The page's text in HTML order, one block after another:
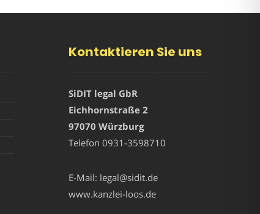
Kontaktieren Sie uns
SiDIT legal GbR
Eichhornstraße 2
97070 Würzburg
Telefon 0931-3598710
E-Mail: legal@sidit.de
www.kanzlei-loos.de